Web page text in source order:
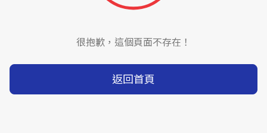
很抱歉，這個頁面不存在！
返回首頁